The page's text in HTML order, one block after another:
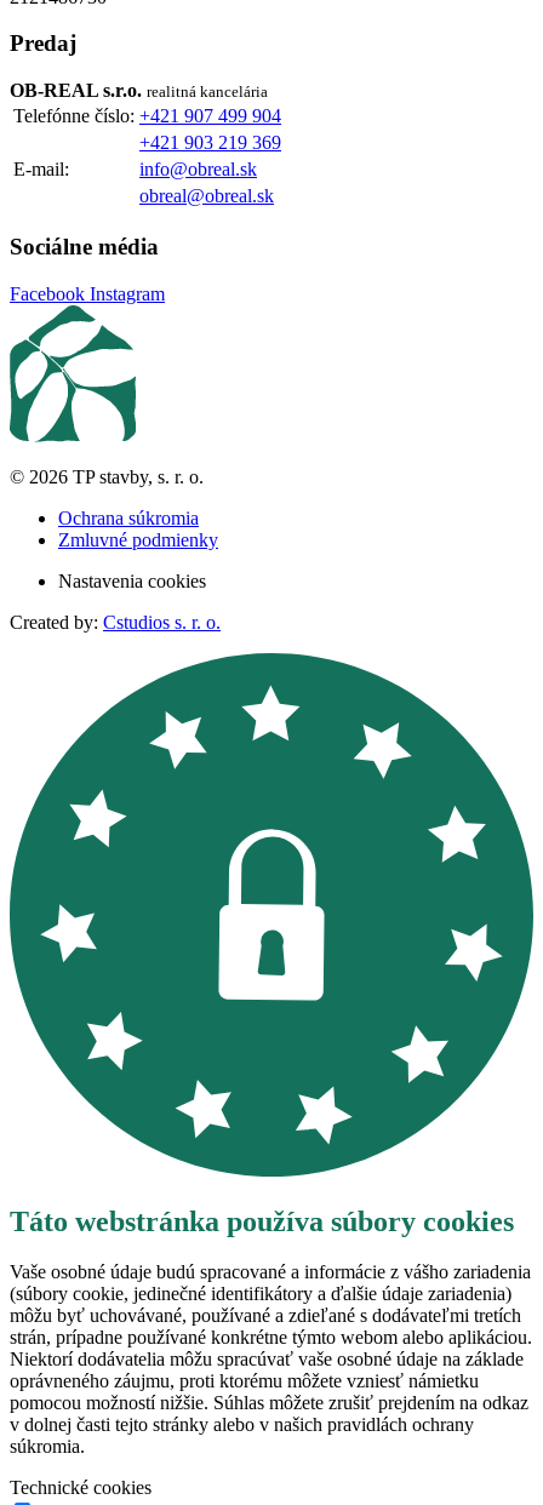
Predaj
OB-REAL s.r.o. realitná kancelária
Telefónne číslo: +421 907 499 904
+421 903 219 369
E-mail:
info@obreal.sk
obreal@obreal.sk
Sociálne média
Facebook Instagram
© 2026 TP stavby, s. r. o.
Ochrana súkromia
Zmluvné podmienky
Nastavenia cookies
Created by: Cstudios s. r. o.
Táto webstránka používa súbory cookies
Vaše osobné údaje budú spracované a informácie z vášho zariadenia
(súbory cookie, jedinečné identifikátory a ďalšie údaje zariadenia)
môžu byť uchovávané, používané a zdieľané s dodávateľmi tretích
strán, prípadne používané konkrétne týmto webom alebo aplikáciou.
Niektorí dodávatelia môžu spracúvať vaše osobné údaje na základe
oprávneného záujmu, proti ktorému môžete vzniesť námietku
pomocou možností nižšie. Súhlas môžete zrušiť prejdením na odkaz
v dolnej časti tejto stránky alebo v našich pravidlách ochrany
súkromia.
Technické cookies